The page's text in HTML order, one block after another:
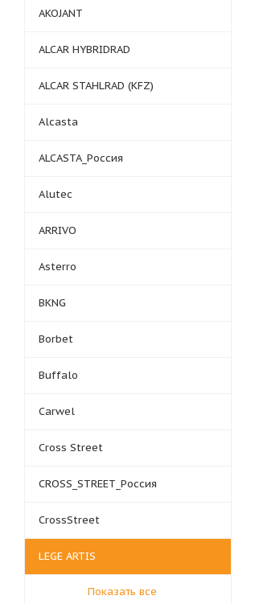
AKOJANT
ALCAR HYBRIDRAD
ALCAR STAHLRAD (KFZ)
Alcasta
ALCASTA_Россия
Alutec
ARRIVO
Asterro
BKNG
Borbet
Buffalo
Carwel
Cross Street
CROSS_STREET_Россия
CrossStreet
LEGE ARTIS
Показать все